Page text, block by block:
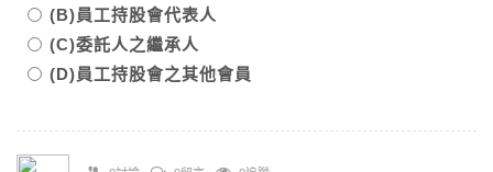
(B)員工持股會代表人
(C)委託人之繼承人
(D)員工持股會之其他會員